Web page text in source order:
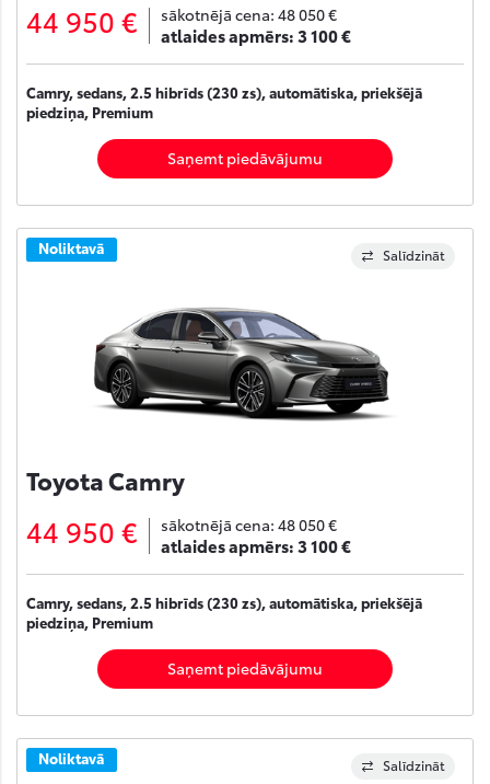
44 950 € sākotnējā cena: 48 050 €
atlaides apmērs:3 100 €
Camry, sedans, 2.5 hibrīds (230 zs), automātiska, priekšējā
piedziņa, Premium
Saņemt piedāvājumu
Salīdzināt
Noliktavā
Toyota Camry
44 950 € sākotnējā cena: 48 050 €
atlaides apmērs:3 100 €
Camry, sedans, 2.5 hibrīds (230 zs), automātiska, priekšējā
piedziņa, Premium
Saņemt piedāvājumu
Salīdzināt
Noliktavā